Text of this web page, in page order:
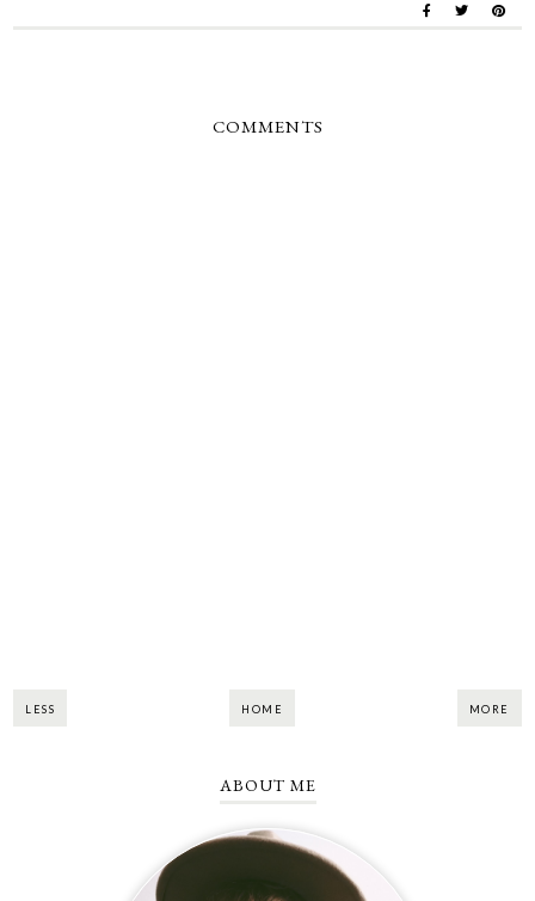
COMMENTS
LESS HOME MORE
ABOUT ME